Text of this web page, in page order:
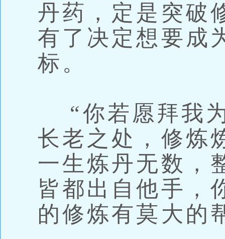
丹药，定是突破
有了决定想要成
标。
“你若愿拜我
长老之处，修炼
一生炼丹无数，
皆都出自他手，
的修炼有莫大的